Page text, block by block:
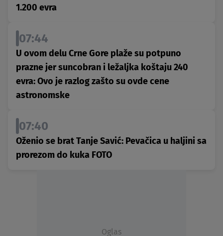
1.200 evra
07:44
U ovom delu Crne Gore plaže su potpuno
prazne jer suncobran i ležaljka koštaju 240
evra: Ovo je razlog zašto su ovde cene
astronomske
07:40
Oženio se brat Tanje Savić: Pevačica u haljini sa
prorezom do kuka FOTO
Oglas